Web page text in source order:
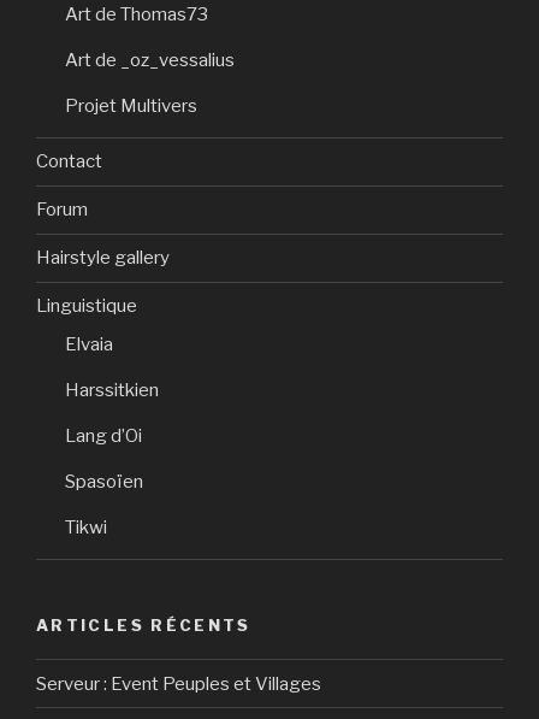
Art de Thomas73
Art de _oz_vessalius
Projet Multivers
Contact
Forum
Hairstyle gallery
Linguistique
Elvaia
Harssitkien
Lang d’Oi
Spasoïen
Tikwi
ARTICLES RÉCENTS
Serveur : Event Peuples et Villages